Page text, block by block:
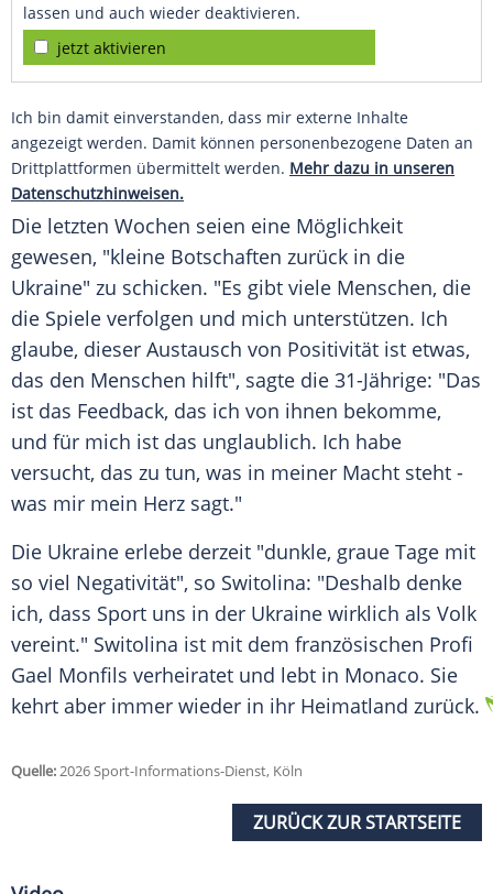
lassen und auch wieder deaktivieren.
jetzt aktivieren
Ich bin damit einverstanden, dass mir externe Inhalte
angezeigt werden. Damit können personenbezogene Daten an
Drittplattformen übermittelt werden. Mehr dazu in unseren
Datenschutzhinweisen.
Die letzten Wochen seien eine Möglichkeit
gewesen, "kleine Botschaften zurück in die
Ukraine" zu schicken. "Es gibt viele Menschen, die
die Spiele verfolgen und mich unterstützen. Ich
glaube, dieser Austausch von Positivität ist etwas,
das den Menschen hilft", sagte die 31-Jährige: "Das
ist das Feedback, das ich von ihnen bekomme,
und für mich ist das unglaublich. Ich habe
versucht, das zu tun, was in meiner Macht steht -
was mir mein Herz sagt."
Die Ukraine erlebe derzeit "dunkle, graue Tage mit
so viel Negativität", so Switolina: "Deshalb denke
ich, dass Sport uns in der Ukraine wirklich als Volk
vereint." Switolina ist mit dem französischen Profi
Gael Monfils verheiratet und lebt in Monaco. Sie
kehrt aber immer wieder in ihr Heimatland zurück.
Quelle:2026 Sport-Informations-Dienst, Köln
ZURÜCK ZUR STARTSEITE